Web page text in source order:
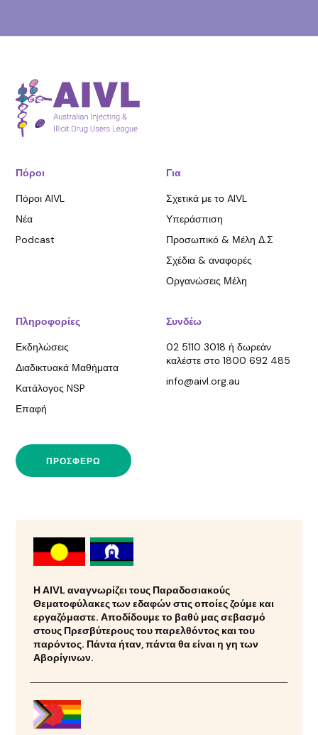
Πόροι
Πόροι AIVL
Νέα
Podcast
Για
Σχετικά με το AIVL
Υπεράσπιση
Προσωπικό & Μέλη Δ.Σ
Σχέδια & αναφορές
Οργανώσεις Μέλη
Πληροφορίες
Εκδηλώσεις
Διαδικτυακά Μαθήματα
Κατάλογος NSP
Επαφή
Συνδέω
02 5110 3018 ή δωρεάν
καλέστε στο 1800 692 485
info@aivl.org.au
ΠΡΟΣΦΈΡΩ
Η AIVL αναγνωρίζει τους Παραδοσιακούς
Θεματοφύλακες των εδαφών στις οποίες ζούμε και
εργαζόμαστε. Αποδίδουμε το βαθύ μας σεβασμό
στους Πρεσβύτερους του παρελθόντος και του
παρόντος. Πάντα ήταν, πάντα θα είναι η γη των
Αβορίγινων.